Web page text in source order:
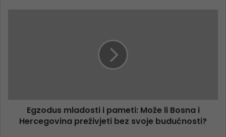
Egzodus mladosti i pameti: Može li Bosna i
Hercegovina preživjeti bez svoje budućnosti?